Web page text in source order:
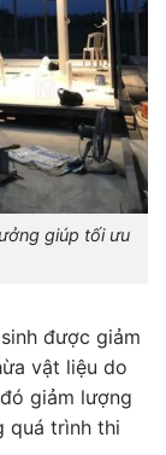
giúp tối ưu
được giảm
vật liệu do
giảm lượng
quá trình thi